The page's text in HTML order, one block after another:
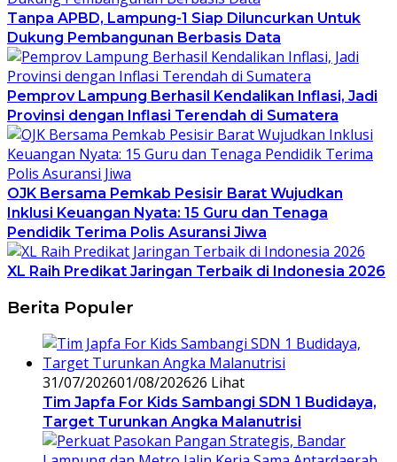
Tanpa APBD, Lampung-1 Siap Diluncurkan Untuk
Dukung Pembangunan Berbasis Data
Pemprov Lampung Berhasil Kendalikan Inflasi, Jadi
Provinsi dengan Inflasi Terendah di Sumatera
OJK Bersama Pemkab Pesisir Barat Wujudkan
Inklusi Keuangan Nyata: 15 Guru dan Tenaga
Pendidik Terima Polis Asuransi Jiwa
XL Raih Predikat Jaringan Terbaik di Indonesia 2026
Berita Populer
31/07/202601/08/202626 Lihat
Tim Japfa For Kids Sambangi SDN 1 Budidaya,
Target Turunkan Angka Malanutrisi